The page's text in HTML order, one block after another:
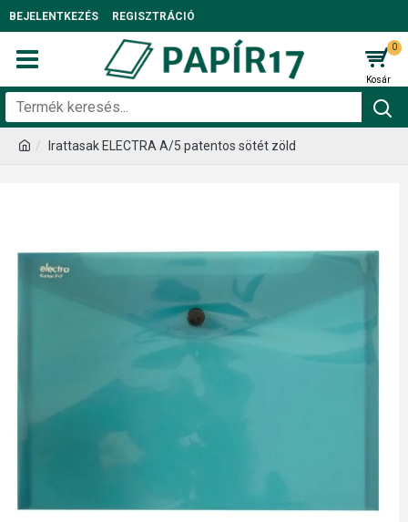
BEJELENTKEZÉS REGISZTRÁCIÓ
0
Irattasak ELECTRA A/5 patentos sötét zöld